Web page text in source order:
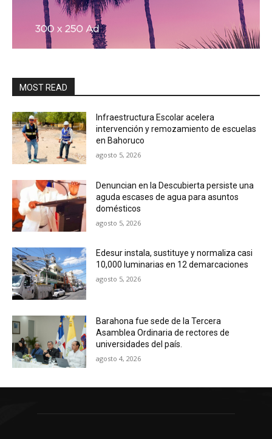
MOST READ
Infraestructura Escolar acelera
intervención y remozamiento de escuelas
en Bahoruco
agosto 5, 2026
Denuncian en la Descubierta persiste una
aguda escases de agua para asuntos
domésticos
agosto 5, 2026
Edesur instala, sustituye y normaliza casi
10,000 luminarias en 12 demarcaciones
agosto 5, 2026
Barahona fue sede de la Tercera
Asamblea Ordinaria de rectores de
universidades del país.
agosto 4, 2026